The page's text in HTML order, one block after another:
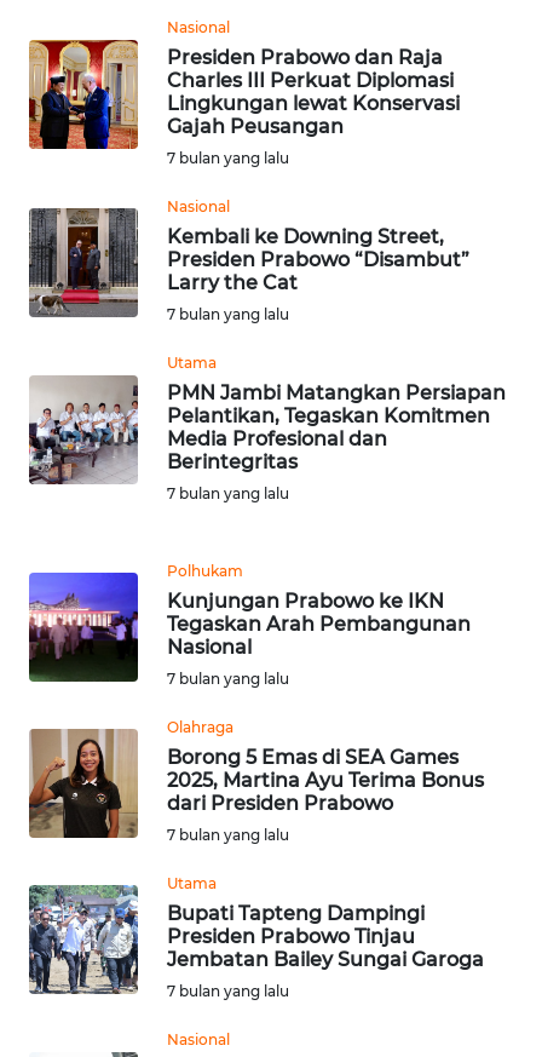
Nasional
Presiden Prabowo dan Raja
Charles III Perkuat Diplomasi
Lingkungan lewat Konservasi
Gajah Peusangan
7 bulan yang lalu
Nasional
Kembali ke Downing Street,
Presiden Prabowo “Disambut”
Larry the Cat
7 bulan yang lalu
Utama
PMN Jambi Matangkan Persiapan
Pelantikan, Tegaskan Komitmen
Media Profesional dan
Berintegritas
7 bulan yang lalu
Polhukam
Kunjungan Prabowo ke IKN
Tegaskan Arah Pembangunan
Nasional
7 bulan yang lalu
Olahraga
Borong 5 Emas di SEA Games
2025, Martina Ayu Terima Bonus
dari Presiden Prabowo
7 bulan yang lalu
Utama
Bupati Tapteng Dampingi
Presiden Prabowo Tinjau
Jembatan Bailey Sungai Garoga
7 bulan yang lalu
Nasional
NIAS
WN
LANGKAT
TAPANULI
SELATAN
WN
WN
KARO
WN
LABUHANBATU
TENGAH
WN DELI
SERDANG
WN
TEBING
TINGGI